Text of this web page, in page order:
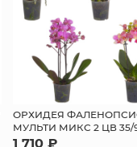
ОРХИДЕЯ
МУЛЬТИ МИКС 2 ЦВ 35/
1 710 ₽